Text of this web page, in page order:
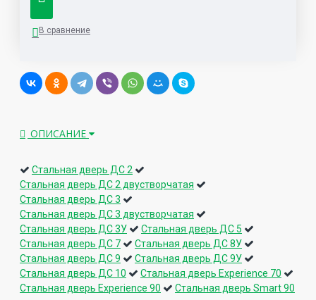
В сравнение
ОПИСАНИЕ
Стальная дверь ДС 2
Стальная дверь ДС 2 двустворчатая
Стальная дверь ДС 3
Стальная дверь ДС 3 двустворчатая
Стальная дверь ДС 3У
Стальная дверь ДС 5
Стальная дверь ДС 7
Стальная дверь ДС 8У
Стальная дверь ДС 9
Стальная дверь ДС 9У
Стальная дверь ДС 10
Стальная дверь Experience 70
Стальная дверь Experience 90
Стальная дверь Smart 90